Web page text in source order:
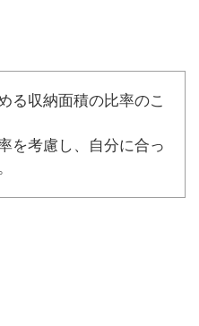
る収納面積の比率のこ
を考慮し、自分に合っ